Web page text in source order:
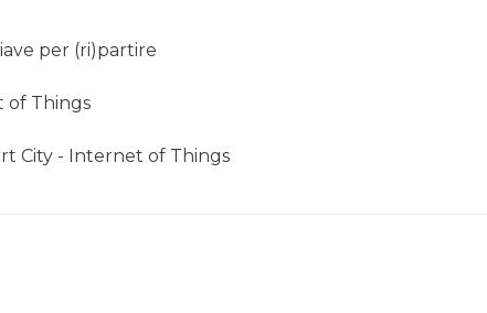
per (ri)partire
of Things
City - Internet of Things